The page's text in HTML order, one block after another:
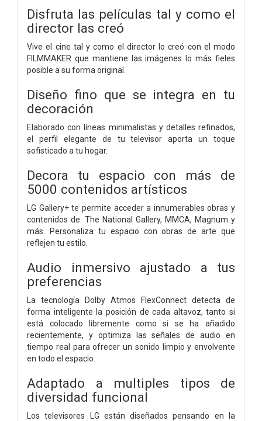
Disfruta las películas tal y como el
director las creó
Vive el cine tal y como el director lo creó con el modo
FILMMAKER que mantiene las imágenes lo más fieles
posible a su forma original.
Diseño fino que se integra en tu
decoración
Elaborado con líneas minimalistas y detalles refinados,
el perfil elegante de tu televisor aporta un toque
sofisticado a tu hogar.
Decora tu espacio con más de
5000 contenidos artísticos
LG Gallery+ te permite acceder a innumerables obras y
contenidos de: The National Gallery, MMCA, Magnum y
más. Personaliza tu espacio con obras de arte que
reflejen tu estilo.
Audio inmersivo ajustado a tus
preferencias
La tecnología Dolby Atmos FlexConnect detecta de
forma inteligente la posición de cada altavoz, tanto si
está colocado libremente como si se ha añadido
recientemente, y optimiza las señales de audio en
tiempo real para ofrecer un sonido limpio y envolvente
en todo el espacio.
Adaptado a multiples tipos de
diversidad funcional
Los televisores LG están diseñados pensando en la